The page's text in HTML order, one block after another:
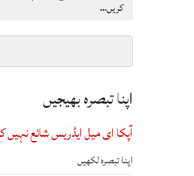
کریں…
اپنا تبصرہ بھیجیں
آپکا ای میل ایڈریس شائع نہیں
اپنا تبصرہ لکھیں